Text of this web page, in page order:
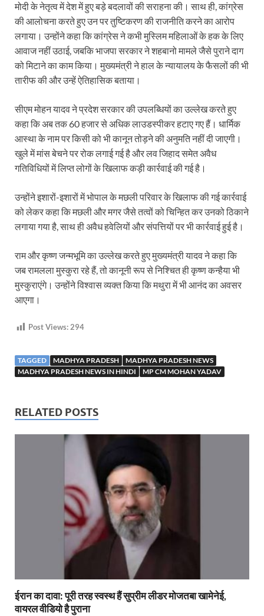
मोदी के नेतृत्व में देश में हुए बड़े बदलावों की सराहना की। साथ ही, कांग्रेस
की आलोचना करते हुए उन पर तुष्टिकरण की राजनीति करने का आरोप
लगाया। उन्होंने कहा कि कांग्रेस ने कभी मुस्लिम महिलाओं के हक के लिए
आवाज नहीं उठाई, जबकि भाजपा सरकार ने शहबानो मामले जैसे पुराने दाग
को मिटाने का काम किया। मुख्यमंत्री ने हाल के न्यायालय के फैसलों की भी
तारीफ की और उन्हें ऐतिहासिक बताया।
सीएम मोहन यादव ने प्रदेश सरकार की उपलब्धियों का उल्लेख करते हुए
कहा कि अब तक 60 हजार से अधिक लाउडस्पीकर हटाए गए हैं। धार्मिक
आस्था के नाम पर किसी को भी कानून तोड़ने की अनुमति नहीं दी जाएगी।
खुले में मांस बेचने पर रोक लगाई गई है और लव जिहाद समेत अवैध
गतिविधियों में लिप्त लोगों के खिलाफ कड़ी कार्रवाई की गई है।
उन्होंने इशारों-इशारों में भोपाल के मछली परिवार के खिलाफ की गई कार्रवाई
को लेकर कहा कि मछली और मगर जैसे तत्वों को चिन्हित कर उनको ठिकाने
लगाया गया है, साथ ही अवैध हवेलियों और संपत्तियों पर भी कार्रवाई हुई है।
राम और कृष्ण जन्मभूमि का उल्लेख करते हुए मुख्यमंत्री यादव ने कहा कि
जब रामलला मुस्कुरा रहे हैं, तो कानूनी रूप से निश्चित ही कृष्ण कन्हैया भी
मुस्कुराएंगे। उन्होंने विश्वास व्यक्त किया कि मथुरा में भी आनंद का अवसर
आएगा।
Post Views:294
TAGGED MADHYA PRADESH
MADHYA PRADESH NEWS
MADHYA PRADESH NEWS IN HINDI
MP CM MOHAN YADAV
RELATED POSTS
ईरान का दावा: पूरी तरह स्‍वस्‍थ हैं सुप्रीम लीडर मोजतबा खामेनेई,
वायरल वीड‍ियो है पुराना